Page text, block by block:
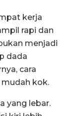
kerja
rapi dan
menjadi
dada
cara
kok.
yang lebar.